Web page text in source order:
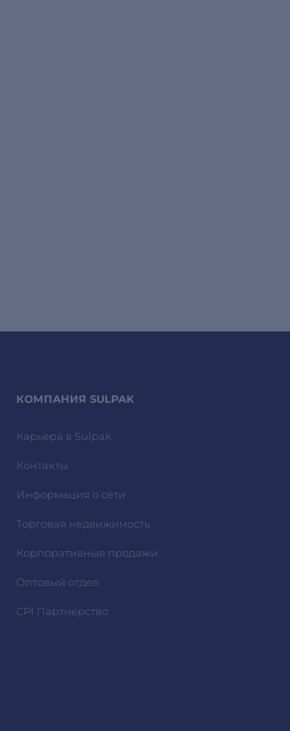
КОМПАНИЯ SULPAK
Карьера в Sulpak
Контакты
Информация о сети
Торговая недвижимость
Корпоративные продажи
Оптовый отдел
CPI Партнерство